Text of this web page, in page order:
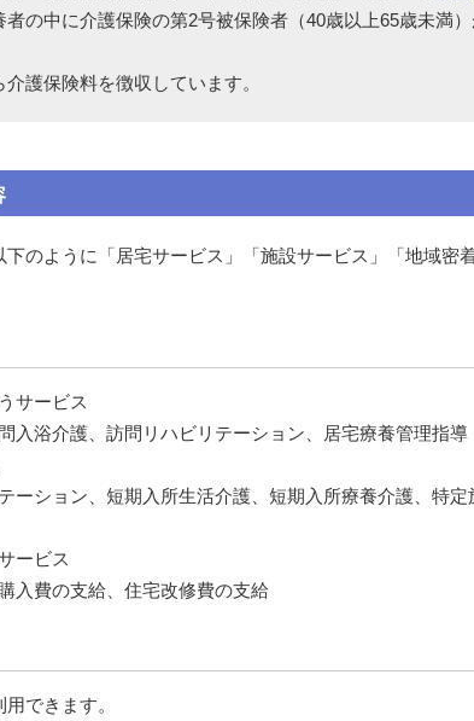
者の中に介護保険の第2号被保険者（40歳以上65歳未満）
護保険料を徴収しています。
のように「居宅サービス」「施設サービス」「地域密
サービス
入浴介護、訪問リハビリテーション、居宅療養管理指導
ーション、短期入所生活介護、短期入所療養介護、特定
ービス
入費の支給、住宅改修費の支給
できます。